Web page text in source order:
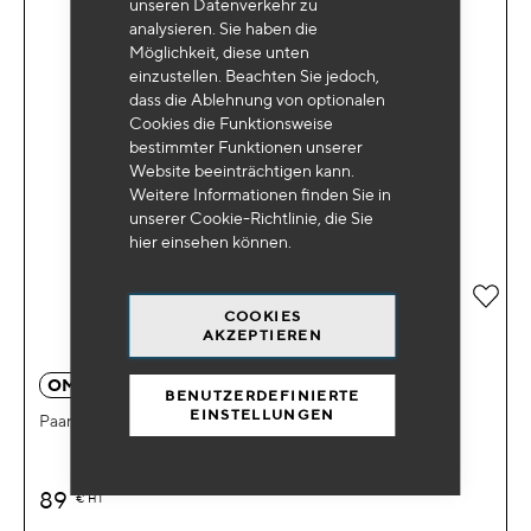
unseren Datenverkehr zu
analysieren. Sie haben die
Möglichkeit, diese unten
einzustellen. Beachten Sie jedoch,
dass die Ablehnung von optionalen
Cookies die Funktionsweise
bestimmter Funktionen unserer
Website beeinträchtigen kann.
Weitere Informationen finden Sie in
unserer Cookie-Richtlinie, die Sie
hiereinsehen können.
COOKIES
AKZEPTIEREN
BENUTZERDEFINIERTE
EINSTELLUNGEN
OM 3060
Paar Krematoriumskerzen 6t mit Sicherheitsstiften
89 € HT
Zur